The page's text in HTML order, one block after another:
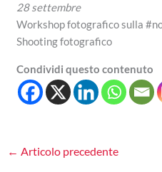
28 settembre
Workshop fotografico sulla
Shooting fotografico
Condividi questo contenuto
← Articolo precedente